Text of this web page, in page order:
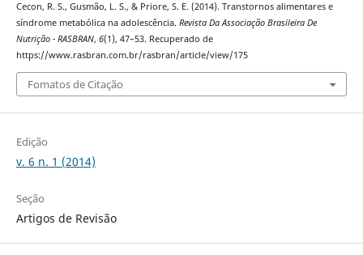
Cecon, R. S., Gusmão, L. S., & Priore, S. E. (2014). Transtornos alimentares e
síndrome metabólica na adolescência. Revista Da Associação Brasileira De
Nutrição - RASBRAN, 6(1), 47–53. Recuperado de
https://www.rasbran.com.br/rasbran/article/view/175
Fomatos de Citação
Edição
v. 6 n. 1 (2014)
Seção
Artigos de Revisão